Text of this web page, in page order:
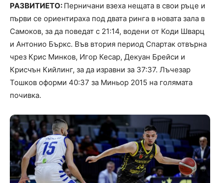
РАЗВИТИЕТО: Перничани взеха нещата в свои ръце и
първи се ориентираха под двата ринга в новата зала в
Самоков, за да поведат с 21:14, водени от Коди Шварц
и Антонио Бъркс. Във втория период Спартак отвърна
чрез Крис Минков, Игор Кесар, Декуан Брейси и
Крисчън Кийлинг, за да изравни за 37:37. Лъчезар
Тошков оформи 40:37 за Миньор 2015 на голямата
почивка.